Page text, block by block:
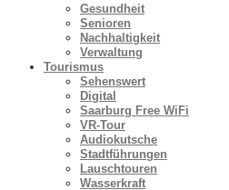
Gesundheit
Senioren
Nachhaltigkeit
Verwaltung
Tourismus
Sehenswert
Digital
Saarburg Free WiFi
VR-Tour
Audiokutsche
Stadtführungen
Lauschtouren
Wasserkraft